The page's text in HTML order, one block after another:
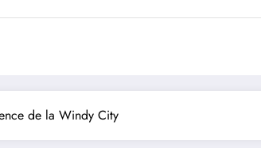
de la Windy City